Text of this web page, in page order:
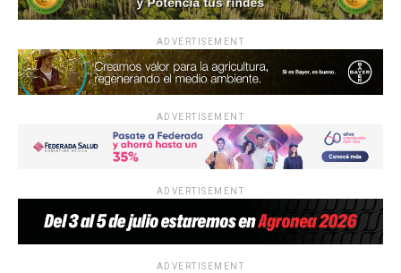
ADVERTISEMENT
ADVERTISEMENT
ADVERTISEMENT
ADVERTISEMENT